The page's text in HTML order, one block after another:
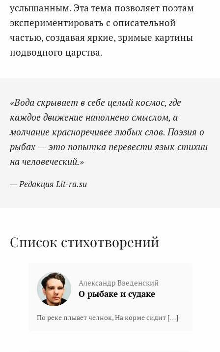
услышанным. Эта тема позволяет поэтам
экспериментировать с описательной
частью, создавая яркие, зримые картины
подводного царства.
«Вода скрывает в себе целый космос, где
каждое движение наполнено смыслом, а
молчание красноречивее любых слов. Поэзия о
рыбах — это попытка перевести язык стихии
на человеческий.»
— Редакция Lit-ra.su
Список стихотворений
Александр Введенский
О рыбаке и судаке
По реке плывет челнок, На корме сидит […]